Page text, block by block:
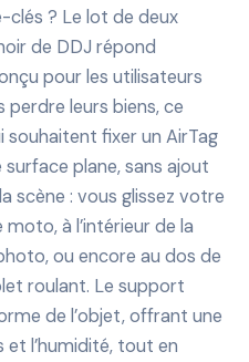
? Le lot de deux
de DDJ répond
pour les utilisateurs
perdre leurs biens, ce
souhaitent fixer un AirTag
plane, sans ajout
scène : vous glissez votre
à l’intérieur de la
ou encore au dos de
roulant. Le support
de l’objet, offrant une
l’humidité, tout en